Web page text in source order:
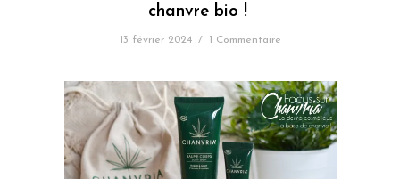
chanvre bio !
13 février 2024 / 1 Commentaire